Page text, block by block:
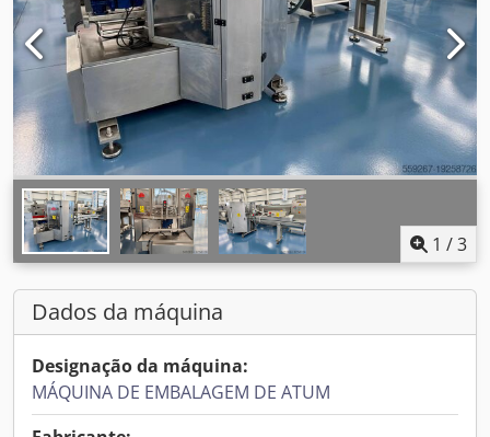
1 /3
Dados da máquina
Designação da máquina:
MÁQUINA DE EMBALAGEM DE ATUM